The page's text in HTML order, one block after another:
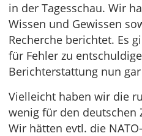
in der Tagesschau. Wir
Wissen und Gewissen
Recherche berichtet. Es
für Fehler zu
Berichterstattung nun
Vielleicht haben wir die
wenig für den deutschen
Wir hätten evtl. die